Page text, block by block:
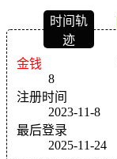
时间轨
迹
金钱
8
注册时间
2023-11-8
最后登录
2025-11-24